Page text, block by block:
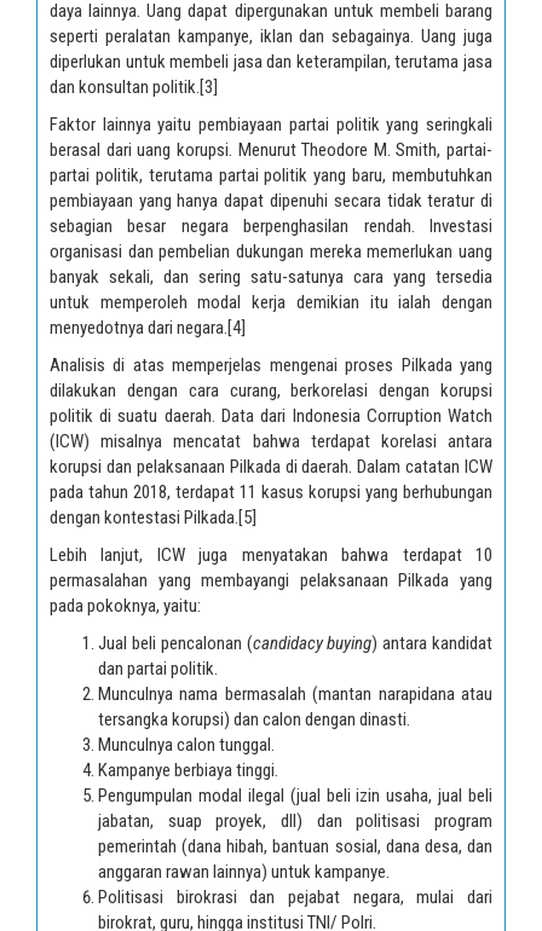
daya lainnya. Uang dapat dipergunakan untuk membeli barang
seperti peralatan kampanye, iklan dan sebagainya. Uang juga
diperlukan untuk membeli jasa dan keterampilan, terutama jasa
dan konsultan politik.[3]
Faktor lainnya yaitu pembiayaan partai politik yang seringkali
berasal dari uang korupsi. Menurut Theodore M. Smith, partai-
partai politik, terutama partai politik yang baru, membutuhkan
pembiayaan yang hanya dapat dipenuhi secara tidak teratur di
sebagian besar negara berpenghasilan rendah. Investasi
organisasi dan pembelian dukungan mereka memerlukan uang
banyak sekali, dan sering satu-satunya cara yang tersedia
untuk memperoleh modal kerja demikian itu ialah dengan
menyedotnya dari negara.[4]
Analisis di atas memperjelas mengenai proses Pilkada yang
dilakukan dengan cara curang, berkorelasi dengan korupsi
politik di suatu daerah. Data dari Indonesia Corruption Watch
(ICW) misalnya mencatat bahwa terdapat korelasi antara
korupsi dan pelaksanaan Pilkada di daerah. Dalam catatan ICW
pada tahun 2018, terdapat 11 kasus korupsi yang berhubungan
dengan kontestasi Pilkada.[5]
Lebih lanjut, ICW juga menyatakan bahwa terdapat 10
permasalahan yang membayangi pelaksanaan Pilkada yang
pada pokoknya, yaitu:
Jual beli pencalonan (candidacy buying) antara kandidat
dan partai politik.
Munculnya nama bermasalah (mantan narapidana atau
tersangka korupsi) dan calon dengan dinasti.
Munculnya calon tunggal.
Kampanye berbiaya tinggi.
Pengumpulan modal ilegal (jual beli izin usaha, jual beli
jabatan, suap proyek, dll) dan politisasi program
pemerintah (dana hibah, bantuan sosial, dana desa, dan
anggaran rawan lainnya) untuk kampanye.
Politisasi birokrasi dan pejabat negara, mulai dari
birokrat, guru, hingga institusi TNI/ Polri.